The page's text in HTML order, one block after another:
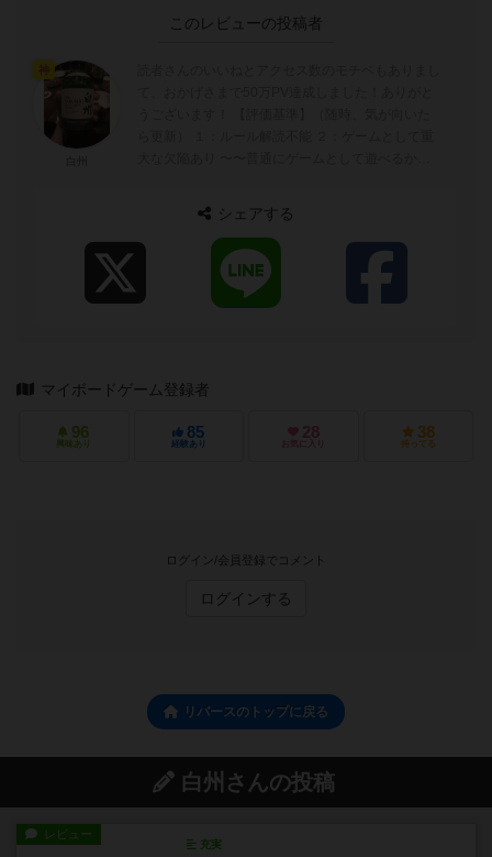
このレビューの投稿者
シェアする
マイボードゲーム登録者
96
興味あり
85
経験あり
28
お気に入り
38
持ってる
ログイン/会員登録でコメント
ログインする
リバースのトップに戻る
白州さんの投稿
レビュー
充実